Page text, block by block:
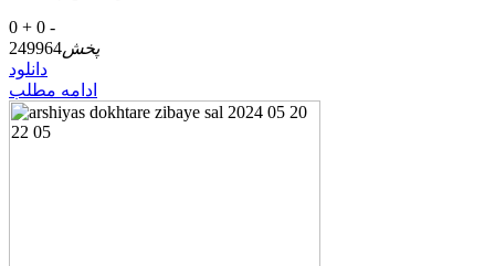
0 + 0 -
پخش249964
دانلود
ادامه مطلب